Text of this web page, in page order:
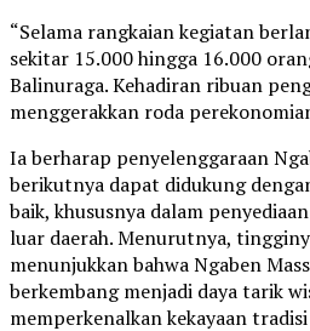
“Selama rangkaian kegiatan
sekitar 15.000 hingga 16.000
Balinuraga. Kehadiran ribuan
menggerakkan roda
Ia berharap penyelenggaraan
berikutnya dapat didukung
baik, khususnya dalam
luar daerah. Menurutnya,
menunjukkan bahwa Ngaben
berkembang menjadi daya tarik
memperkenalkan kekayaan